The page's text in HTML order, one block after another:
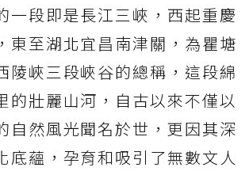
一段即是長江三峽，西起重慶
東至湖北宜昌南津關，為瞿塘
陵峽三段峽谷的總稱，這段綿
的壯麗山河，自古以來不僅以
自然風光聞名於世，更因其深
底蘊，孕育和吸引了無數文人